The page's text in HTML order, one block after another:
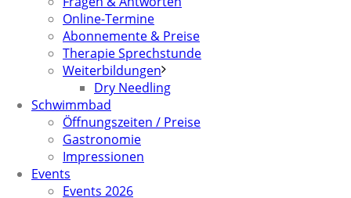
Online-Termine
Abonnemente & Preise
Therapie Sprechstunde
Weiterbildungen
Dry Needling
Schwimmbad
Öffnungszeiten / Preise
Gastronomie
Impressionen
Events
Events 2026